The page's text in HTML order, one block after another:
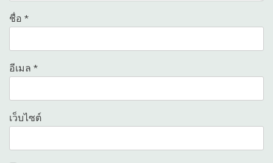
ชื่อ *
อีเมล *
เว็บไซต์